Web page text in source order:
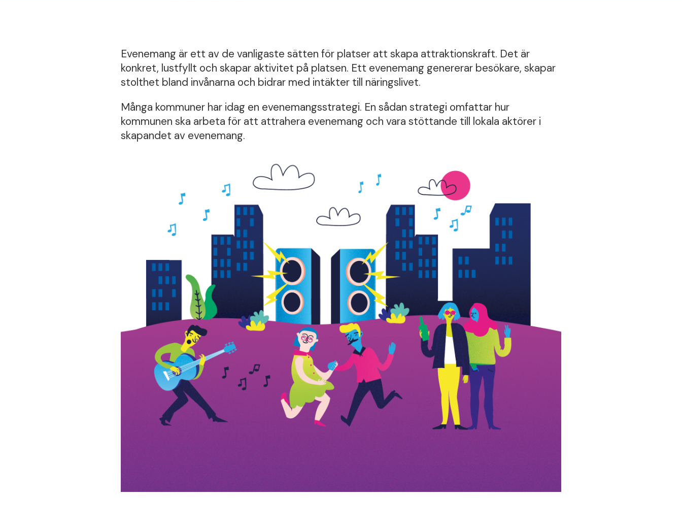
Evenemang är ett av de vanligaste sätten för platser att skapa attraktionskraft. Det är
konkret, lustfyllt och skapar aktivitet på platsen. Ett evenemang genererar besökare, skapar
stolthet bland invånarna och bidrar med intäkter till näringslivet.
Många kommuner har idag en evenemangsstrategi. En sådan strategi omfattar hur
kommunen ska arbeta för att attrahera evenemang och vara stöttande till lokala aktörer i
skapandet av evenemang.